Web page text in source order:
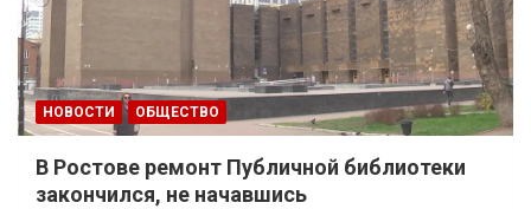
НОВОСТИ ОБЩЕСТВО
В Ростове ремонт Публичной библиотеки
закончился, не начавшись